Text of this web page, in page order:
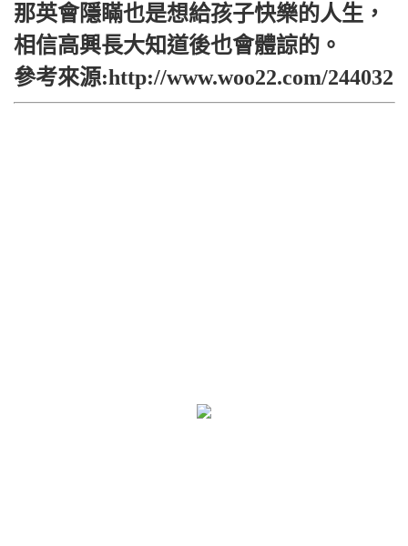
那英會隱瞞也是想給孩子快樂的人生，
相信高興長大知道後也會體諒的。
參考來源:http://www.woo22.com/244032